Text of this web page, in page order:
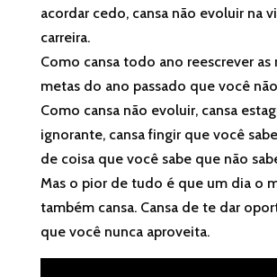
acordar cedo, cansa não evoluir na
carreira.
Como cansa todo ano reescrever as
metas do ano passado que você
Como cansa não evoluir, cansa
ignorante, cansa fingir que você
de coisa que você sabe que não
Mas o pior de tudo é que um dia o
também cansa. Cansa de te dar
que você nunca aproveita.